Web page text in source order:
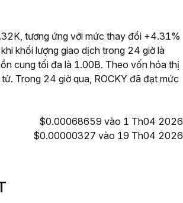
tương ứng với mức thay đổi +4.31%
khối lượng giao dịch trong 24 giờ là
cung tối đa là 1.00B. Theo vốn hóa thị
Trong 24 giờ qua, ROCKY đã đạt mức
$0.00068659 vào 1 Th04 2026
$0.00000327 vào 19 Th04 2026